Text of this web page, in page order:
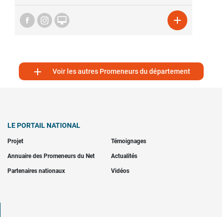
 
 Voir les autres Promeneurs du département
LE PORTAIL NATIONAL
Projet Témoignages
Annuaire des Promeneurs du Net Actualités
Partenaires nationaux Vidéos